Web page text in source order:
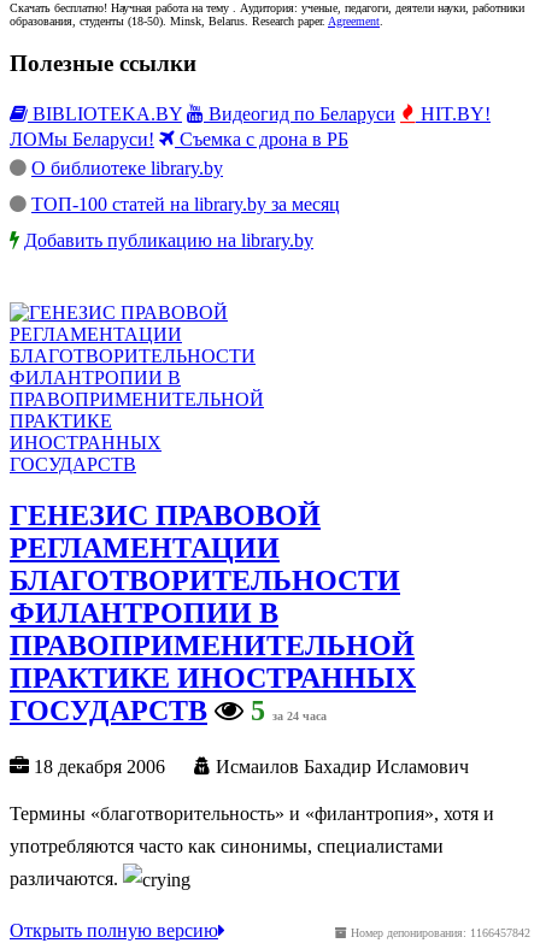
Скачать бесплатно! Научная работана тему . Аудитория: ученые, педагоги, деятели науки, работники
образования, студенты (18-50). Minsk, Belarus. Research paper. Agreement.
Полезные ссылки
BIBLIOTEKA.BY Видеогид по Беларуси
HIT.BY!
ЛОМы Беларуси!
Съемка с дрона в РБ
О библиотеке library.by
ТОП-100 статей на library.by за месяц
Добавить публикацию на library.by
ГЕНЕЗИС ПРАВОВОЙ
РЕГЛАМЕНТАЦИИ
БЛАГОТВОРИТЕЛЬНОСТИ
ФИЛАНТРОПИИ В
ПРАВОПРИМЕНИТЕЛЬНОЙ
ПРАКТИКЕ ИНОСТРАННЫХ
ГОСУДАРСТВ
5 за 24 часа
18 декабря 2006 Исмаилов Бахадир Исламович
Термины «благотворительность» и «филантропия», хотя и
употребляются часто как синонимы, специалистами
различаются.
Номер депонирования: 1166457842
Открыть полную версию